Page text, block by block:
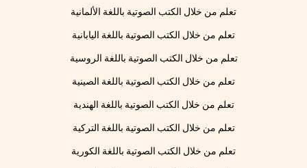
تعلم من خلال الكتب الصوتية باللغة الألمانية
تعلم من خلال الكتب الصوتية باللغة اليابانية
تعلم من خلال الكتب الصوتية باللغة الروسية
تعلم من خلال الكتب الصوتية باللغة الصينية
تعلم من خلال الكتب الصوتية باللغة الهندية
تعلم من خلال الكتب الصوتية باللغة التركية
تعلم من خلال الكتب الصوتية باللغة الكورية